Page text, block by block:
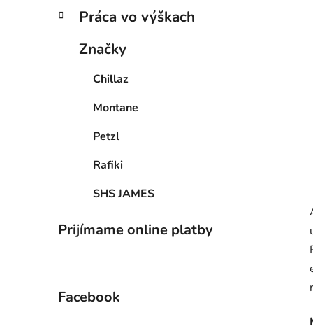
Práca vo výškach
Značky
Chillaz
Montane
Petzl
Rafiki
SHS JAMES
Prijímame online platby
Facebook